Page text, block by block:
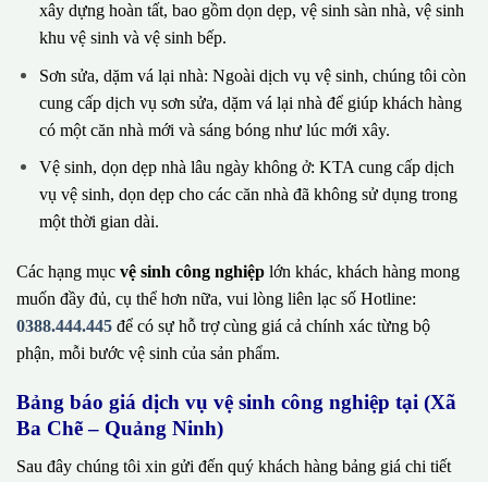
xây dựng hoàn tất, bao gồm dọn dẹp, vệ sinh sàn nhà, vệ sinh
khu vệ sinh và vệ sinh bếp.
Sơn sửa, dặm vá lại nhà: Ngoài dịch vụ vệ sinh, chúng tôi còn
cung cấp dịch vụ sơn sửa, dặm vá lại nhà để giúp khách hàng
có một căn nhà mới và sáng bóng như lúc mới xây.
Vệ sinh, dọn dẹp nhà lâu ngày không ở: KTA cung cấp dịch
vụ vệ sinh, dọn dẹp cho các căn nhà đã không sử dụng trong
một thời gian dài.
Các hạng mục vệ sinh công nghiệp lớn khác, khách hàng mong
muốn đầy đủ, cụ thể hơn nữa, vui lòng liên lạc số Hotline:
0388.444.445 để có sự hỗ trợ cùng giá cả chính xác từng bộ
phận, mỗi bước vệ sinh của sản phẩm.
Bảng báo giá dịch vụ vệ sinh công nghiệp tại (Xã
Ba Chẽ – Quảng Ninh)
Sau đây chúng tôi xin gửi đến quý khách hàng bảng giá chi tiết